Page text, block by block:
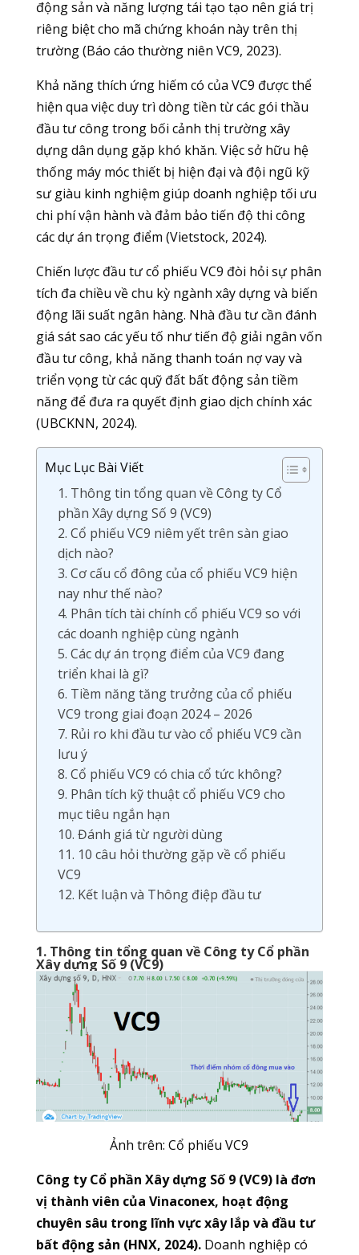
động sản và năng lượng tái tạo tạo nên giá trị
riêng biệt cho mã chứng khoán này trên thị
trường (Báo cáo thường niên VC9, 2023).
Khả năng thích ứng hiếm có của VC9 được thể
hiện qua việc duy trì dòng tiền từ các gói thầu
đầu tư công trong bối cảnh thị trường xây
dựng dân dụng gặp khó khăn. Việc sở hữu hệ
thống máy móc thiết bị hiện đại và đội ngũ kỹ
sư giàu kinh nghiệm giúp doanh nghiệp tối ưu
chi phí vận hành và đảm bảo tiến độ thi công
các dự án trọng điểm (Vietstock, 2024).
Chiến lược đầu tư cổ phiếu VC9 đòi hỏi sự phân
tích đa chiều về chu kỳ ngành xây dựng và biến
động lãi suất ngân hàng. Nhà đầu tư cần đánh
giá sát sao các yếu tố như tiến độ giải ngân vốn
đầu tư công, khả năng thanh toán nợ vay và
triển vọng từ các quỹ đất bất động sản tiềm
năng để đưa ra quyết định giao dịch chính xác
(UBCKNN, 2024).
Mục Lục Bài Viết
1. Thông tin tổng quan về Công ty Cổ
phần Xây dựng Số 9 (VC9)
2. Cổ phiếu VC9 niêm yết trên sàn giao
dịch nào?
3. Cơ cấu cổ đông của cổ phiếu VC9 hiện
nay như thế nào?
4. Phân tích tài chính cổ phiếu VC9 so với
các doanh nghiệp cùng ngành
5. Các dự án trọng điểm của VC9 đang
triển khai là gì?
6. Tiềm năng tăng trưởng của cổ phiếu
VC9 trong giai đoạn 2024 – 2026
7. Rủi ro khi đầu tư vào cổ phiếu VC9 cần
lưu ý
8. Cổ phiếu VC9 có chia cổ tức không?
9. Phân tích kỹ thuật cổ phiếu VC9 cho
mục tiêu ngắn hạn
10. Đánh giá từ người dùng
11. 10 câu hỏi thường gặp về cổ phiếu
VC9
12. Kết luận và Thông điệp đầu tư
1. Thông tin tổng quan về Công ty Cổ phần
Xây dựng Số 9 (VC9)
Ảnh trên: Cổ phiếu VC9
Công ty Cổ phần Xây dựng Số 9 (VC9) là đơn
vị thành viên của Vinaconex, hoạt động
chuyên sâu trong lĩnh vực xây lắp và đầu tư
bất động sản (HNX, 2024).Doanh nghiệp có